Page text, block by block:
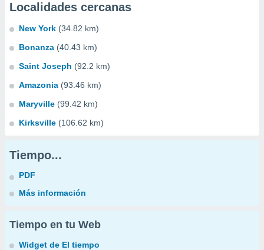
Localidades cercanas
New York (34.82 km)
Bonanza (40.43 km)
Saint Joseph (92.2 km)
Amazonia (93.46 km)
Maryville (99.42 km)
Kirksville (106.62 km)
Tiempo...
PDF
Más información
Tiempo en tu Web
Widget de El tiempo